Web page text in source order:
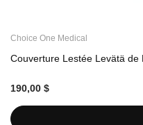
Choice One Medical
Couverture Lestée Levätä de
190,00 $